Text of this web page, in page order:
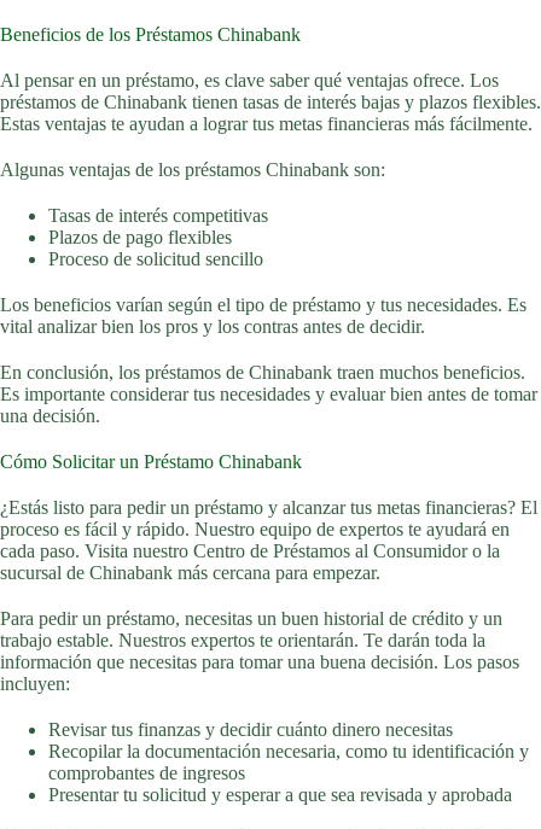
Beneficios de los Préstamos Chinabank
Al pensar en un préstamo, es clave saber qué ventajas ofrece. Los
préstamos de Chinabank tienen tasas de interés bajas y plazos flexibles.
Estas ventajas te ayudan a lograr tus metas financieras más fácilmente.
Algunas ventajas de los préstamos Chinabank son:
Tasas de interés competitivas
Plazos de pago flexibles
Proceso de solicitud sencillo
Los beneficios varían según el tipo de préstamo y tus necesidades. Es
vital analizar bien los pros y los contras antes de decidir.
En conclusión, los préstamos de Chinabank traen muchos beneficios.
Es importante considerar tus necesidades y evaluar bien antes de tomar
una decisión.
Cómo Solicitar un Préstamo Chinabank
¿Estás listo para pedir un préstamo y alcanzar tus metas financieras? El
proceso es fácil y rápido. Nuestro equipo de expertos te ayudará en
cada paso. Visita nuestro Centro de Préstamos al Consumidor o la
sucursal de Chinabank más cercana para empezar.
Para pedir un préstamo, necesitas un buen historial de crédito y un
trabajo estable. Nuestros expertos te orientarán. Te darán toda la
información que necesitas para tomar una buena decisión. Los pasos
incluyen:
Revisar tus finanzas y decidir cuánto dinero necesitas
Recopilar la documentación necesaria, como tu identificación y
comprobantes de ingresos
Presentar tu solicitud y esperar a que sea revisada y aprobada